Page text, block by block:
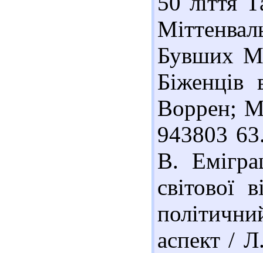
Бувших
Біженців
Воррен;
943803
В.
світової
аспект /